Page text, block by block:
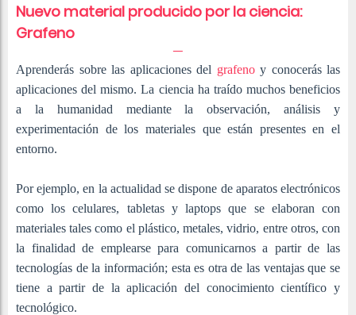
Nuevo material producido por la ciencia:
Grafeno
Aprenderás sobre las aplicaciones del grafenoy conocerás las
aplicaciones del mismo. La ciencia ha traído muchos beneficios
a la humanidad mediante la observación, análisis y
experimentación de los materiales que están presentes en el
entorno.
Por ejemplo, en la actualidad se dispone de aparatos electrónicos
como los celulares, tabletas y laptops que se elaboran con
materiales tales como el plástico, metales, vidrio, entre otros, con
la finalidad de emplearse para comunicarnos a partir de las
tecnologías de la información; esta es otra de las ventajas que se
tiene a partir de la aplicación del conocimiento científico y
tecnológico.